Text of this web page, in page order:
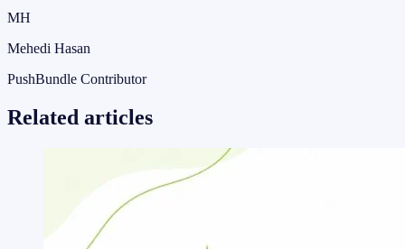
MH
Mehedi Hasan
PushBundle Contributor
Related articles